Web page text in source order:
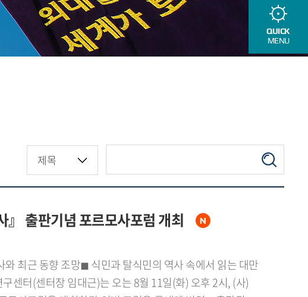
QUICK
MENU
출판기념 포르모사포럼 개최
최근 동향 조망◼ 식민과 탈식민의 역사 속에서 읽는 대만
센터(센터장 임대근)는 오는 8월 11일(화) 오후 2시, (사)